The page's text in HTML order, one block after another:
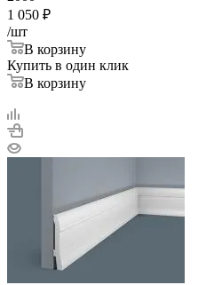
1 050 ₽
/шт
В корзину
Купить в один клик
В корзину